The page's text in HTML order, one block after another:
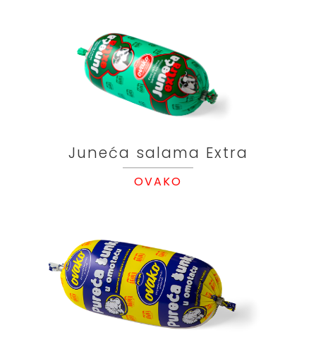
Juneća salama Extra
OVAKO